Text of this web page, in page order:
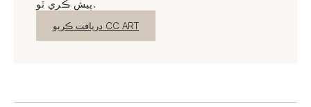
پيش ڪري ٿو.
نئين ونڊو دريافت ڪريو CC ART